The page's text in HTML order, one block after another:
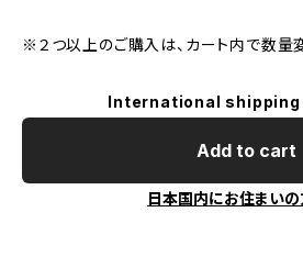
※２つ以上のご購入は、カート内で数量
International shipping
Add to cart
日本国内にお住まい